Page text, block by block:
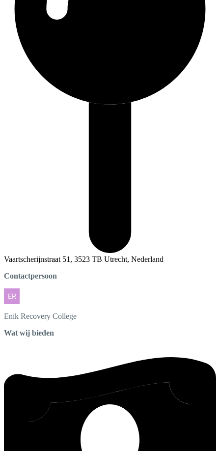
Vaartscherijnstraat 51, 3523 TB Utrecht, Nederland
Contactpersoon
Enik Recovery College
Wat wij bieden